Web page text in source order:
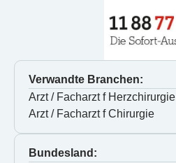
Verwandte Branchen:
Arzt / Facharzt f Herzchirurgie
Arzt / Facharzt f Chirurgie
Bundesland: